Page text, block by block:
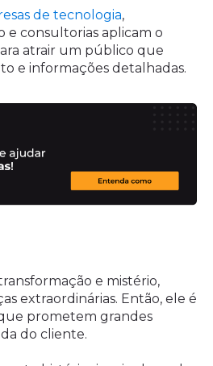
de tecnologia,
e consultorias aplicam o
atrair um público que
e informações detalhadas.
e mistério,
extraordinárias. Então, ele é
prometem grandes
do cliente.